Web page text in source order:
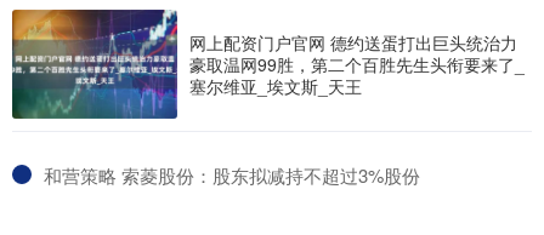
网上配资门户官网 德约送蛋打出巨头统治力
豪取温网99胜，第二个百胜先生头衔要来了_
塞尔维亚_埃文斯_天王
​和营策略 索菱股份：股东拟减持不超过3%股份